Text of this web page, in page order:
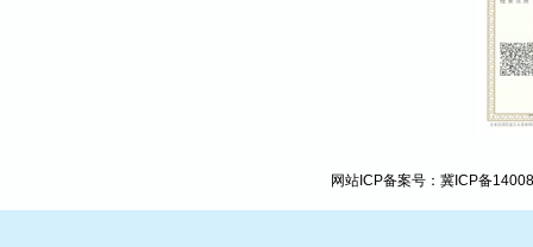
网站ICP备案号： 冀ICP备